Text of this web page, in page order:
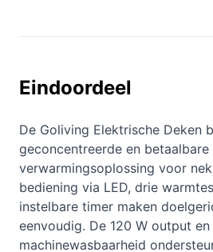
Eindoordeel
De Goliving Elektrische Deken
geconcentreerde en betaalbare
verwarmingsoplossing voor
bediening via LED, drie
instelbare timer maken
eenvoudig. De 120 W output en
machinewasbaarheid